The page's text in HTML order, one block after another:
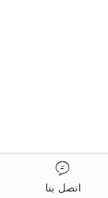
اتصل بنا